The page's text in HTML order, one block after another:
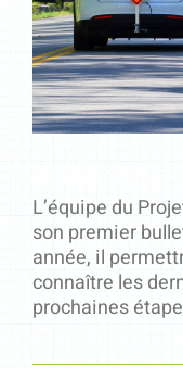
L’équipe du
son premier
année, il
connaître les
prochaines